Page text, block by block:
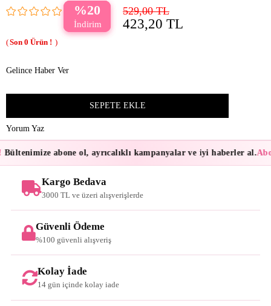
20 529,00 TL
423,20 TL
0
Gelince Haber Ver
Yorum Yaz
abone ol, ayrıcalıklı kampanyalar ve iyi haberler al.
Kargo Bedava
3000 TL ve üzeri alışverişlerde
Güvenli Ödeme
%100 güvenli alışveriş
Kolay İade
14 gün içinde kolay iade